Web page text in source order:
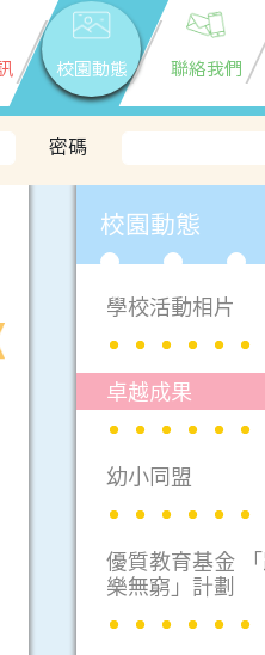
校園動態 聯絡我們
密碼
校園動態
學校活動相片
卓越成果
幼小同盟
優質教育基金
樂無窮」計劃